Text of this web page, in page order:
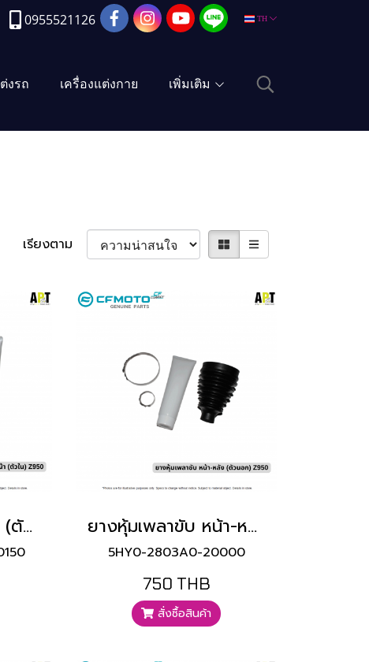
0955521126 TH
งรถ เครื่องแต่งกาย เพิ่มเติม
เรียงตาม
ยางหุ้มเพลาขับหน้า (ตัวใน) Z950 ยางหุ้มเพลาขับ หน้า-หลัง (ตัวนอก) Z950
5HY0-2803A0-20000
750 THB
สั่งซื้อสินค้า